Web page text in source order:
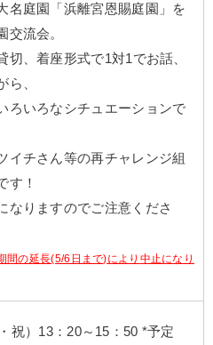
名庭園「浜離宮恩賜庭園」を
交流会。
切、着座形式で1対1でお話、
ら、
ろいろなシチュエーションで
イチさん等の再チャレンジ組
す！
なりますのでご注意くださ
間の延長(5/6日まで)により 中止になり
祝）13：20～15：50 *予定